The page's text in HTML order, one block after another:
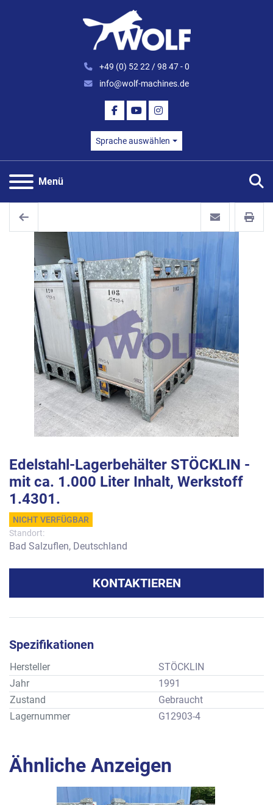
+49 (0) 52 22 / 98 47 - 0
info@wolf-machines.de
FACEBOOK
YOUTUBEINSTAGRAM
Sprache auswählen
Menü
Edelstahl-Lagerbehälter STÖCKLIN -
mit ca. 1.000 Liter Inhalt, Werkstoff
1.4301.
NICHT VERFÜGBAR
Standort:
Bad Salzuflen, Deutschland
KONTAKTIEREN
Spezifikationen
Hersteller
STÖCKLIN
Jahr
1991
Zustand
Gebraucht
Lagernummer
G12903-4
Ähnliche Anzeigen